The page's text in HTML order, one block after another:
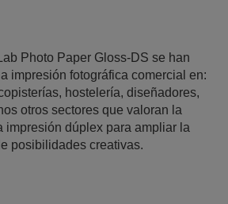
Photo Paper Gloss-DS se han
impresión fotográfica comercial en:
hostelería, diseñadores,
otros sectores que valoran la
impresión dúplex para ampliar la
posibilidades creativas.